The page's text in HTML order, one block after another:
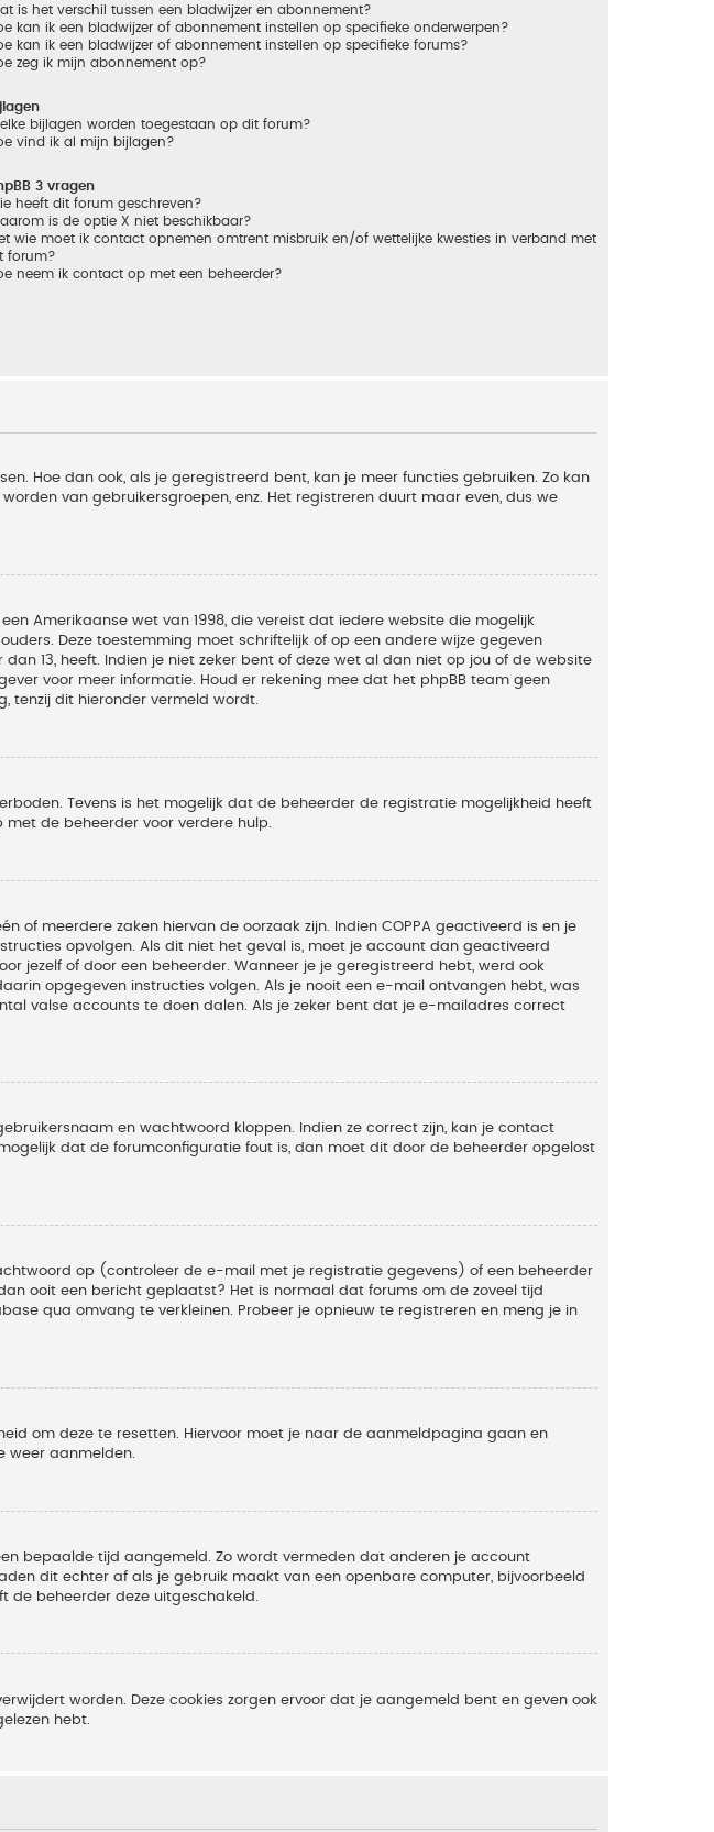
is het verschil tussen een bladwijzer en abonnement?
kan ik een bladwijzer of abonnement instellen op specifieke onderwerpen?
kan ik een bladwijzer of abonnement instellen op specifieke forums?
zeg ik mijn abonnement op?
bijlagen worden toegestaan op dit forum?
vind ik al mijn bijlagen?
3 vragen
heeft dit forum geschreven?
is de optie X niet beschikbaar?
wie moet ik contact opnemen omtrent misbruik en/of wettelijke kwesties in verband met
forum?
neem ik contact op met een beheerder?
Hoe dan ook, als je geregistreerd bent, kan je meer functies gebruiken. Zo kan
van gebruikersgroepen, enz. Het registreren duurt maar even, dus we
Amerikaanse wet van 1998, die vereist dat iedere website die mogelijk
Deze toestemming moet schriftelijk of op een andere wijze gegeven
13, heeft. Indien je niet zeker bent of deze wet al dan niet op jou of de website
voor meer informatie. Houd er rekening mee dat het phpBB team geen
tenzij dit hieronder vermeld wordt.
Tevens is het mogelijk dat de beheerder de registratie mogelijkheid heeft
de beheerder voor verdere hulp.
of meerdere zaken hiervan de oorzaak zijn. Indien COPPA geactiveerd is en je
opvolgen. Als dit niet het geval is, moet je account dan geactiveerd
jezelf of door een beheerder. Wanneer je je geregistreerd hebt, werd ook
opgegeven instructies volgen. Als je nooit een e-mail ontvangen hebt, was
valse accounts te doen dalen. Als je zeker bent dat je e-mailadres correct
en wachtwoord kloppen. Indien ze correct zijn, kan je contact
dat de forumconfiguratie fout is, dan moet dit door de beheerder opgelost
op (controleer de e-mail met je registratie gegevens) of een beheerder
ooit een bericht geplaatst? Het is normaal dat forums om de zoveel tijd
qua omvang te verkleinen. Probeer je opnieuw te registreren en meng je in
om deze te resetten. Hiervoor moet je naar de aanmeldpagina gaan en
weer aanmelden.
bepaalde tijd aangemeld. Zo wordt vermeden dat anderen je account
dit echter af als je gebruik maakt van een openbare computer, bijvoorbeeld
de beheerder deze uitgeschakeld.
worden. Deze cookies zorgen ervoor dat je aangemeld bent en geven ook
hebt.